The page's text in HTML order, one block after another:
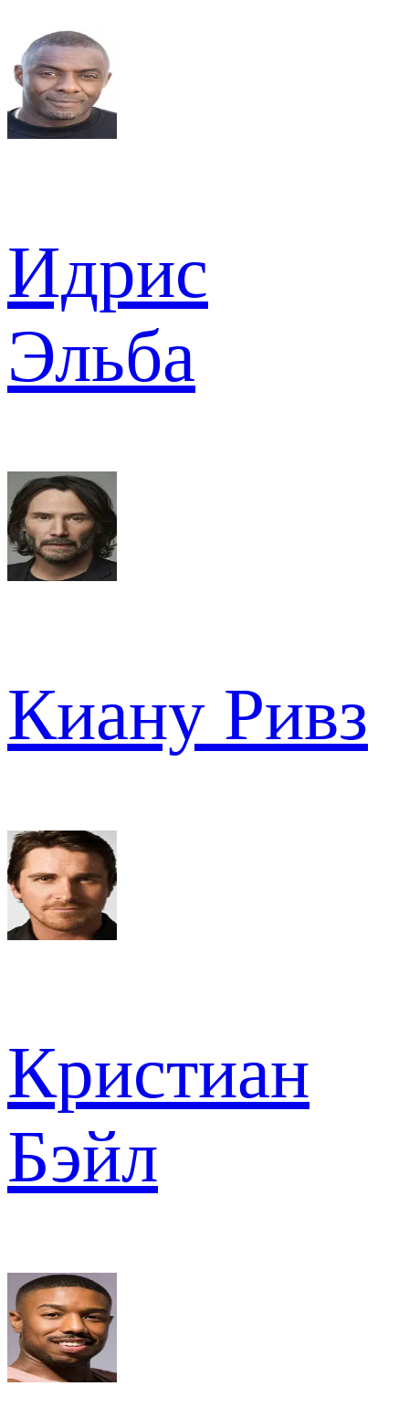
Идрис
Эльба
Киану Ривз
Кристиан
Бэйл